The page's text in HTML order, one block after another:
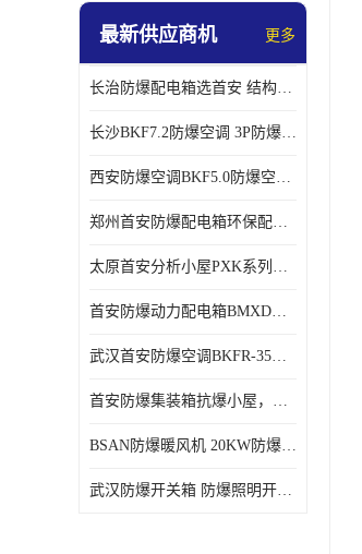
最新供应商机 更多
长治防爆配电箱选首安 结构紧凑、价格合理、资质齐全
长沙BKF7.2防爆空调 3P防爆空调与普通空调有什么区别
西安防爆空调BKF5.0防爆空调技术参数
郑州首安防爆配电箱环保配套用防爆配电箱
太原首安分析小屋PXK系列在线分析小屋厂家
首安防爆动力配电箱BMXD系列防爆配电箱技术参数
武汉首安防爆空调BKFR-35防爆空调生产厂家
首安防爆集装箱抗爆小屋，危化品暂存间厂家批发
BSAN防爆暖风机 20KW防爆工业暖风机
武汉防爆开关箱 防爆照明开关箱厂家